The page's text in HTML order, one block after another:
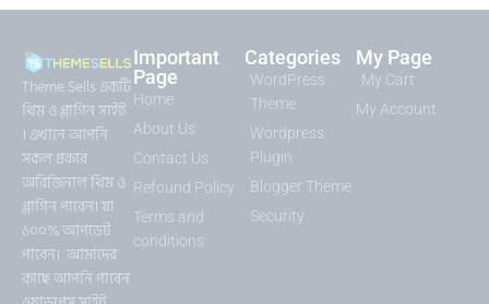
Theme Sells একটি
থিম ও প্লাগিন সাইট
। এখানে আপনি
সকল প্রকার
অরিজিনাল থিম ও
প্লাগিন পাবেন। যা
১০০% আপডেট
পাবেন। আমাদের
কাছে আপনি পাবেন
Important
Page
Home
About Us
Contact Us
Refound Policy
Terms and
conditions
Categories
WordPress
Theme
Wordpress
Plugin
Blogger Theme
Security
My Page
My Cart
My Account